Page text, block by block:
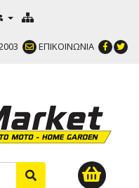
ΕΠΙΚΟΙΝΩΝΙΑ